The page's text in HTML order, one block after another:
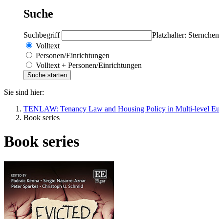
Suche
Suchbegriff
Platzhalter:
Volltext
Personen/Einrichtungen
Volltext + Personen/Einrichtungen
Sie sind hier:
TENLAW: Tenancy Law and Housing Policy in Multi-level
Book series
Book series